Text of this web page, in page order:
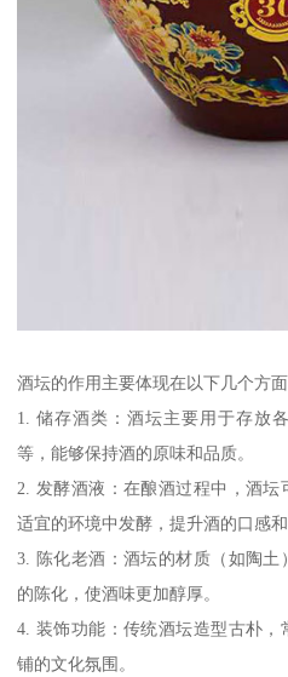
酒坛的作用主要体现在以下几个方面
1. 储存酒类：酒坛主要用于存放
等，能够保持酒的原味和品质。
2. 发酵酒液：在酿酒过程中，酒
适宜的环境中发酵，提升酒的口感和
3. 陈化老酒：酒坛的材质（如陶
的陈化，使酒味更加醇厚。
4. 装饰功能：传统酒坛造型古朴
铺的文化氛围。